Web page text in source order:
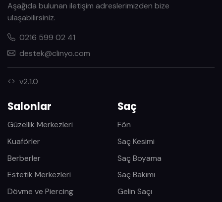
Aşağıda bulunan iletişim adreslerimizden bize
ulaşabilirsiniz.
0216 599 02 41
destek@clinyo.com
v2.1.0
Salonlar
Güzellik Merkezleri
Kuaförler
Berberler
Estetik Merkezleri
Dövme ve Piercing
Saç
Fön
Saç Kesimi
Saç Boyama
Saç Bakımı
Gelin Saçı